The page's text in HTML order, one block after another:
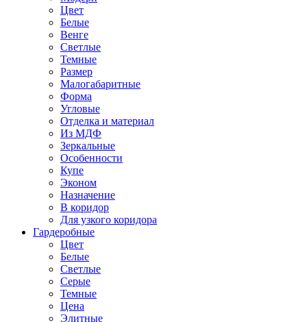
Цвет
Белые
Венге
Светлые
Темные
Размер
Малогабаритные
Форма
Угловые
Отделка и материал
Из МДФ
Зеркальные
Особенности
Купе
Эконом
Назначение
В коридор
Для узкого коридора
Гардеробные
Цвет
Белые
Светлые
Серые
Темные
Цена
Элитные